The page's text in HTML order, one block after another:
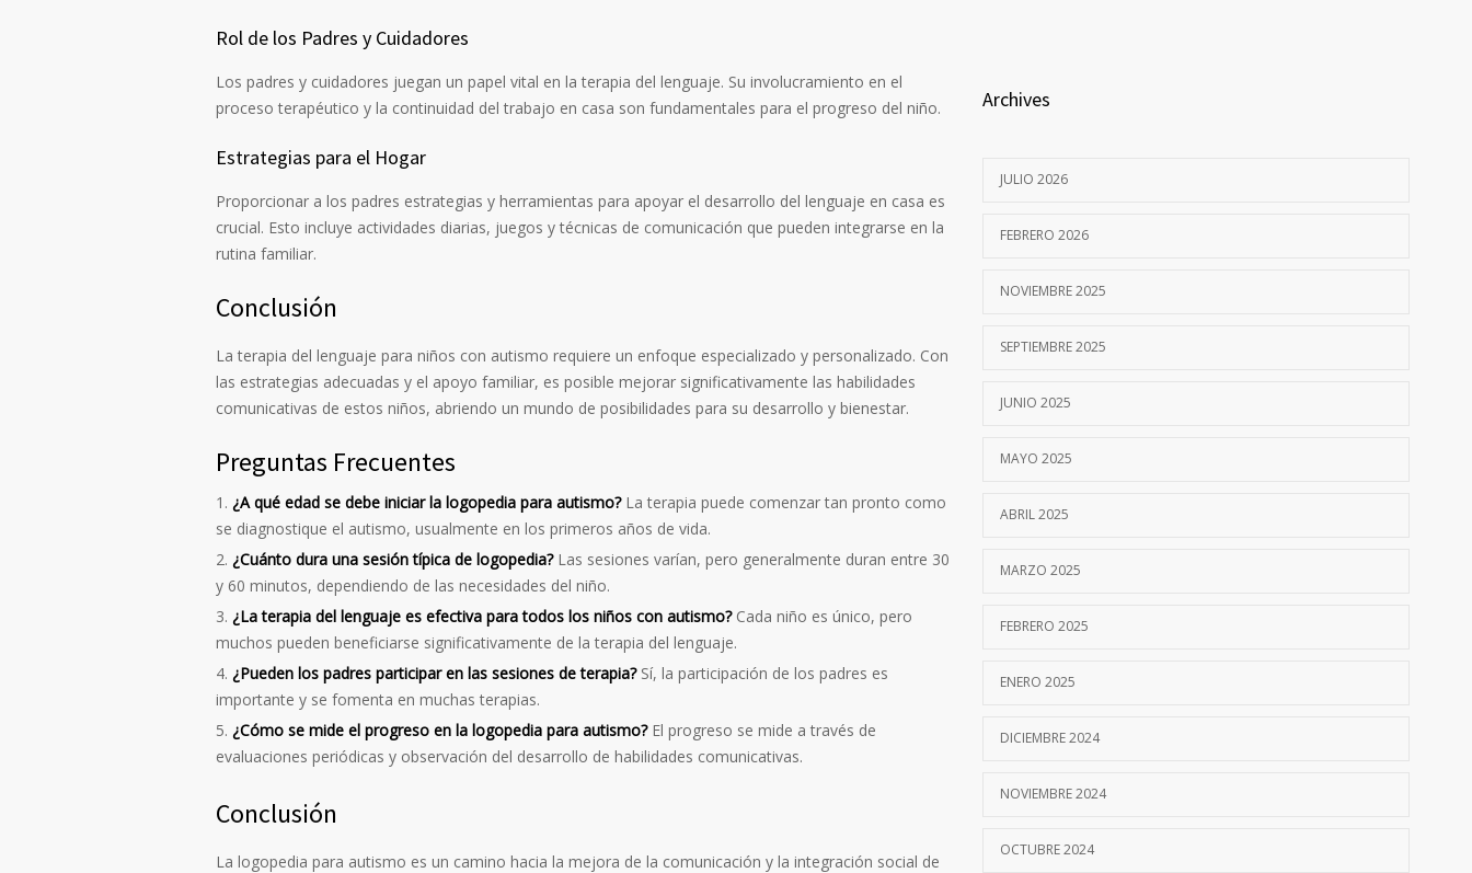
Rol de los Padres y Cuidadores
Los padres y cuidadores juegan un papel vital en la terapia del lenguaje. Su involucramiento en el
proceso terapéutico y la continuidad del trabajo en casa son fundamentales para el progreso del niño.
Estrategias para el Hogar
Proporcionar a los padres estrategias y herramientas para apoyar el desarrollo del lenguaje en casa es
crucial. Esto incluye actividades diarias, juegos y técnicas de comunicación que pueden integrarse en la
rutina familiar.
Conclusión
La terapia del lenguaje para niños con autismo requiere un enfoque especializado y personalizado. Con
las estrategias adecuadas y el apoyo familiar, es posible mejorar significativamente las habilidades
comunicativas de estos niños, abriendo un mundo de posibilidades para su desarrollo y bienestar.
Preguntas Frecuentes
¿A qué edad se debe iniciar la logopedia para autismo?La terapia puede comenzar tan pronto como
se diagnostique el autismo, usualmente en los primeros años de vida.
¿Cuánto dura una sesión típica de logopedia?Las sesiones varían, pero generalmente duran entre 30
y 60 minutos, dependiendo de las necesidades del niño.
¿La terapia del lenguaje es efectiva para todos los niños con autismo?Cada niño es único, pero
muchos pueden beneficiarse significativamente de la terapia del lenguaje.
¿Pueden los padres participar en las sesiones de terapia?Sí, la participación de los padres es
importante y se fomenta en muchas terapias.
¿Cómo se mide el progreso en la logopedia para autismo?El progreso se mide a través de
evaluaciones periódicas y observación del desarrollo de habilidades comunicativas.
Conclusión
La logopedia para autismo es un camino hacia la mejora de la comunicación y la integración social de
Archives
JULIO 2026
FEBRERO 2026
NOVIEMBRE 2025
SEPTIEMBRE 2025
JUNIO 2025
MAYO 2025
ABRIL 2025
MARZO 2025
FEBRERO 2025
ENERO 2025
DICIEMBRE 2024
NOVIEMBRE 2024
OCTUBRE 2024